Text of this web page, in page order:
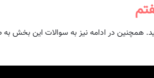
و مشکلات خود را برطرف کنید. همچنین در ادامه نیز به سوالات